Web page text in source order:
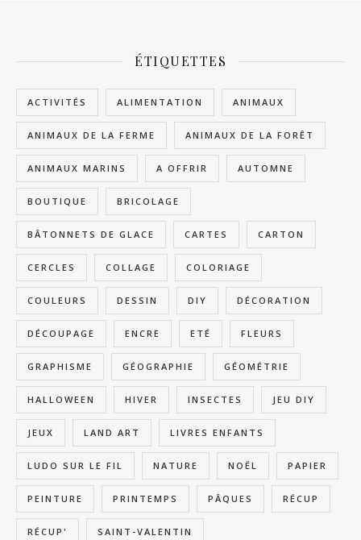
ÉTIQUETTES
ACTIVITÉS ALIMENTATION ANIMAUX
ANIMAUX DE LA FERME ANIMAUX DE LA FORÊT
ANIMAUX MARINS A OFFRIR AUTOMNE
BOUTIQUE BRICOLAGE
BÂTONNETS DE GLACE CARTES CARTON
CERCLES COLLAGE COLORIAGE
COULEURS DESSIN DIY DÉCORATION
DÉCOUPAGE ENCRE ETÉ FLEURS
GRAPHISME GÉOGRAPHIE GÉOMÉTRIE
HALLOWEEN HIVER INSECTES JEU DIY
JEUX LAND ART LIVRES ENFANTS
LUDO SUR LE FIL NATURE NOËL PAPIER
PEINTURE PRINTEMPS PÂQUES RÉCUP
RÉCUP' SAINT-VALENTIN